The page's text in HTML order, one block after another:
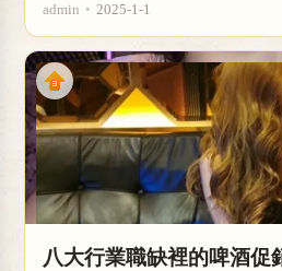
admin • 2025-1-1
八大行業職缺裡的啤酒促